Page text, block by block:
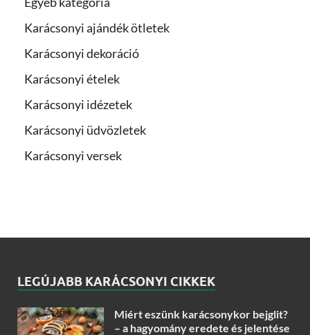
Karácsonyi ajándék ötletek
Karácsonyi dekoráció
Karácsonyi ételek
Karácsonyi idézetek
Karácsonyi üdvözletek
Karácsonyi versek
LEGÚJABB KARÁCSONYI CIKKEK
Miért eszünk karácsonykor bejglit?
– a hagyomány eredete és jelentése